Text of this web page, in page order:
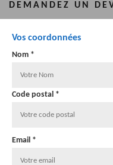
DEMANDEZ UN
Vos coordonnées
Nom *
Code postal *
Email *